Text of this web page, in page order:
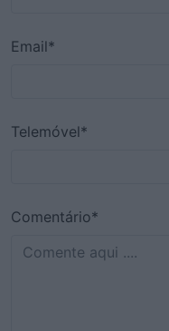
Email*
Telemóvel*
Comentário*